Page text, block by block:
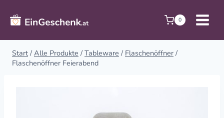
Inhalt
springen
0
Start / Alle Produkte / Tableware / Flaschenöffner /
Flaschenöffner Feierabend